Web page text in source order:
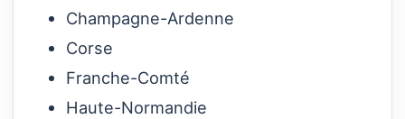
Champagne-Ardenne
Corse
Franche-Comté
Haute-Normandie